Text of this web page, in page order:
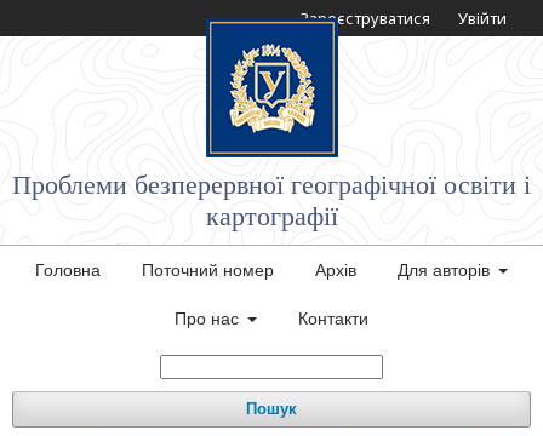
Проблеми безперервної географічної освіти і
картографії
Головна Поточний номер Архів Для авторів
Про нас Контакти
Пошук
Зареєструватися Увійти